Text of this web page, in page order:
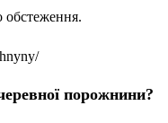
обстеження.
порожнини?